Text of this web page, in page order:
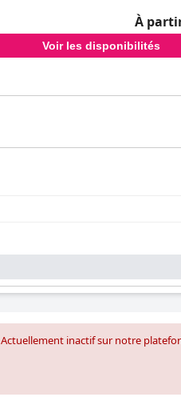
À
Voir les disponibilités
Actuellement inactif sur notre